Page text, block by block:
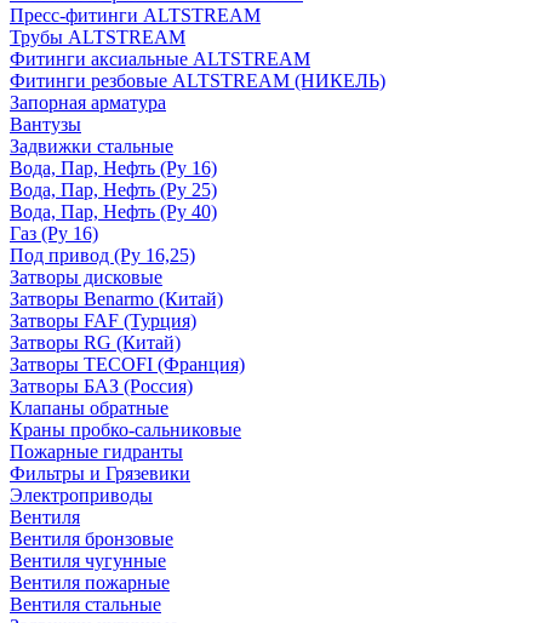
Пресс-фитинги ALTSTREAM
Трубы ALTSTREAM
Фитинги аксиальные ALTSTREAM
Фитинги резбовые ALTSTREAM (НИКЕЛЬ)
Запорная арматура
Вантузы
Задвижки стальные
Вода, Пар, Нефть (Ру 16)
Вода, Пар, Нефть (Ру 25)
Вода, Пар, Нефть (Ру 40)
Газ (Ру 16)
Под привод (Ру 16,25)
Затворы дисковые
Затворы Benarmo (Китай)
Затворы FAF (Турция)
Затворы RG (Китай)
Затворы TECOFI (Франция)
Затворы БАЗ (Россия)
Клапаны обратные
Краны пробко-сальниковые
Пожарные гидранты
Фильтры и Грязевики
Электроприводы
Вентиля
Вентиля бронзовые
Вентиля чугунные
Вентиля пожарные
Вентиля стальные